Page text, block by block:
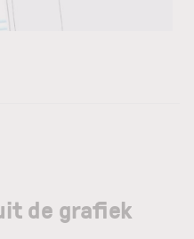
de grafiek